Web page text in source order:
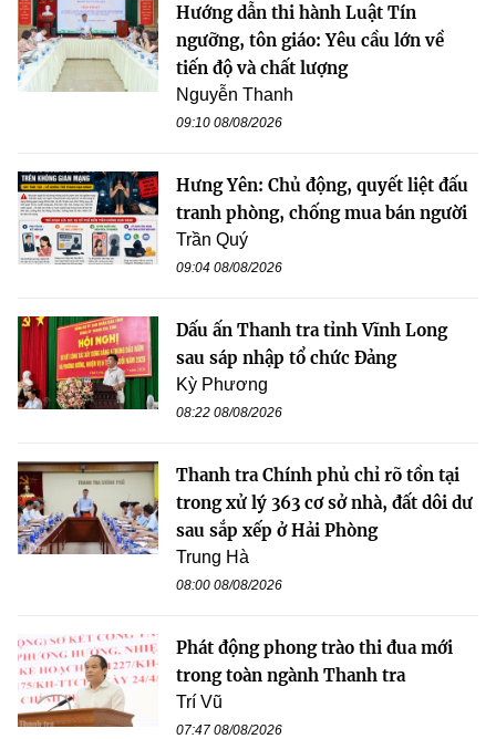
Hướng dẫn thi hành Luật Tín
ngưỡng, tôn giáo: Yêu cầu lớn về
tiến độ và chất lượng
Nguyễn Thanh
09:10 08/08/2026
Hưng Yên: Chủ động, quyết liệt đấu
tranh phòng, chống mua bán người
Trần Quý
09:04 08/08/2026
Dấu ấn Thanh tra tỉnh Vĩnh Long
sau sáp nhập tổ chức Đảng
Kỳ Phương
08:22 08/08/2026
Thanh tra Chính phủ chỉ rõ tồn tại
trong xử lý 363 cơ sở nhà, đất dôi dư
sau sắp xếp ở Hải Phòng
Trung Hà
08:00 08/08/2026
Phát động phong trào thi đua mới
trong toàn ngành Thanh tra
Trí Vũ
07:47 08/08/2026